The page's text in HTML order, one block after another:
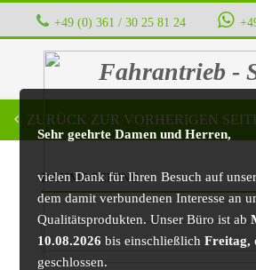
+49 (0) 361 / 30 25 81 24 ‭ ‭ ‭ ‭
Fahrantrieb -
Sehr geehrte Damen und Herren,
vielen Dank für Ihren Besuch auf
dem damit verbundenen Interesse an
Qualitätsprodukten. Unser Büro ist ab
10.08.2026 bis einschließlichFreitag,
geschlossen.
ZURÜCK ZUR VORHERIGEN
BAUMASCHINE